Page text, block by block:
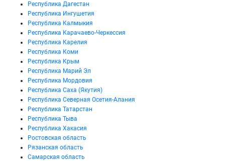
Республика Дагестан
Республика Ингушетия
Республика Калмыкия
Республика Карачаево-Черкессия
Республика Карелия
Республика Коми
Республика Крым
Республика Марий Эл
Республика Мордовия
Республика Саха (Якутия)
Республика Северная Осетия-Алания
Республика Татарстан
Республика Тыва
Республика Хакасия
Ростовская область
Рязанская область
Самарская область